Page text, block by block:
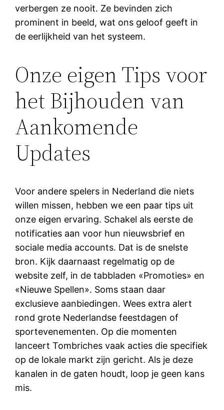
verbergen ze nooit. Ze bevinden zich
prominent in beeld, wat ons geloof geeft in
de eerlijkheid van het systeem.
Onze eigen Tips voor
het Bijhouden van
Aankomende
Updates
Voor andere spelers in Nederland die niets
willen missen, hebben we een paar tips uit
onze eigen ervaring. Schakel als eerste de
notificaties aan voor hun nieuwsbrief en
sociale media accounts. Dat is de snelste
bron. Kijk daarnaast regelmatig op de
website zelf, in de tabbladen «Promoties» en
«Nieuwe Spellen». Soms staan daar
exclusieve aanbiedingen. Wees extra alert
rond grote Nederlandse feestdagen of
sportevenementen. Op die momenten
lanceert Tombriches vaak acties die specifiek
op de lokale markt zijn gericht. Als je deze
kanalen in de gaten houdt, loop je geen kans
mis.